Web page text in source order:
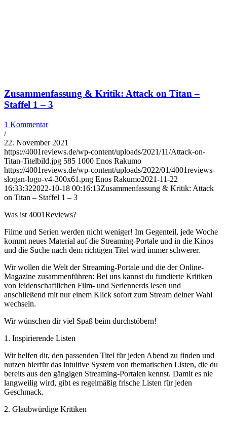
Zusammenfassung & Kritik: Attack on Titan –
Staffel 1 – 3
1 Kommentar
/
22. November 2021
https://4001reviews.de/wp-content/uploads/2021/11/Attack-on-
Titan-Titelbild.jpg 585 1000 Enos Rakumo
https://4001reviews.de/wp-content/uploads/2022/01/4001reviews-
slogan-logo-v4-300x61.png Enos Rakumo2021-11-22
16:33:322022-10-18 00:16:13Zusammenfassung & Kritik: Attack
on Titan – Staffel 1 – 3
Was ist 4001Reviews?
Filme und Serien werden nicht weniger! Im Gegenteil, jede Woche
kommt neues Material auf die Streaming-Portale und in die Kinos
und die Suche nach dem richtigen Titel wird immer schwerer.
Wir wollen die Welt der Streaming-Portale und die der Online-
Magazine zusammenführen: Bei uns kannst du fundierte Kritiken
von leidenschaftlichen Film- und Seriennerds lesen und
anschließend mit nur einem Klick sofort zum Stream deiner Wahl
wechseln.
Wir wünschen dir viel Spaß beim durchstöbern!
1. Inspirierende Listen
Wir helfen dir, den passenden Titel für jeden Abend zu finden und
nutzen hierfür das intuitive System von thematischen Listen, die du
bereits aus den gängigen Streaming-Portalen kennst. Damit es nie
langweilig wird, gibt es regelmäßig frische Listen für jeden
Geschmack.
2. Glaubwürdige Kritiken